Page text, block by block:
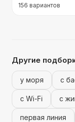
156 вариантов
Другие
у моря с
с Wi-Fi с
первая линия